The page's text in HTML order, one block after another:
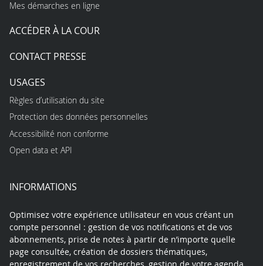
Mes démarches en ligne
ACCÉDER À LA COUR
CONTACT PRESSE
USAGES
Règles d’utilisation du site
Protection des données personnelles
Accessibilité non conforme
Open data et API
INFORMATIONS
Optimisez votre expérience utilisateur en vous créant un
compte personnel : gestion de vos notifications et de vos
abonnements, prise de notes à partir de n’importe quelle
page consultée, création de dossiers thématiques,